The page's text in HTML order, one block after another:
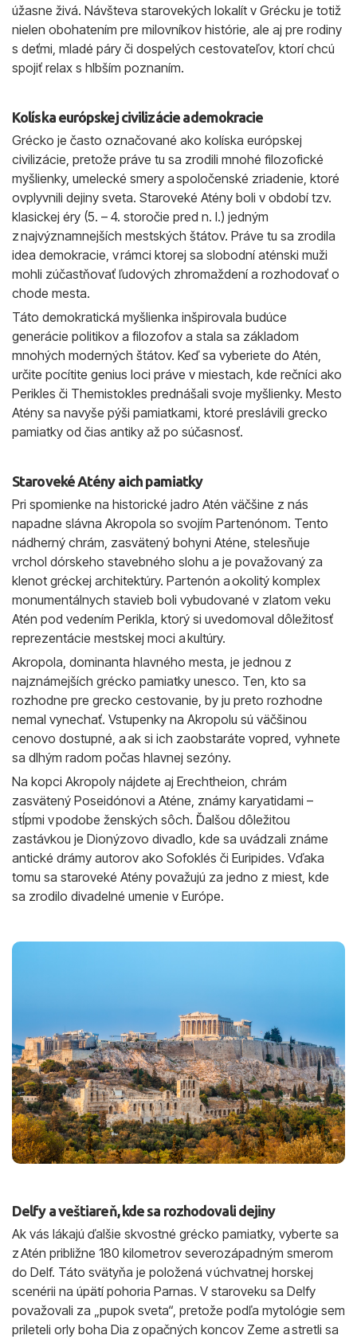
úžasne živá. Návšteva starovekých lokalít v Grécku je totiž
nielen obohatením pre milovníkov histórie, ale aj pre rodiny
s deťmi, mladé páry či dospelých cestovateľov, ktorí chcú
spojiť relax s hlbším poznaním.
Kolíska európskej civilizácie a demokracie
Grécko je často označované ako kolíska európskej
civilizácie, pretože práve tu sa zrodili mnohé filozofické
myšlienky, umelecké smery a spoločenské zriadenie, ktoré
ovplyvnili dejiny sveta. Staroveké Atény boli v období tzv.
klasickej éry (5. – 4. storočie pred n. l.) jedným
z najvýznamnejších mestských štátov. Práve tu sa zrodila
idea demokracie, v rámci ktorej sa slobodní aténski muži
mohli zúčastňovať ľudových zhromaždení a rozhodovať o
chode mesta.
Táto demokratická myšlienka inšpirovala budúce
generácie politikov a filozofov a stala sa základom
mnohých moderných štátov. Keď sa vyberiete do Atén,
určite pocítite genius loci práve v miestach, kde rečníci ako
Perikles či Themistokles prednášali svoje myšlienky. Mesto
Atény sa navyše pýši pamiatkami, ktoré preslávili grecko
pamiatky od čias antiky až po súčasnosť.
Staroveké Atény a ich pamiatky
Pri spomienke na historické jadro Atén väčšine z nás
napadne slávna Akropola so svojím Partenónom. Tento
nádherný chrám, zasvätený bohyni Aténe, stelesňuje
vrchol dórskeho stavebného slohu a je považovaný za
klenot gréckej architektúry. Partenón a okolitý komplex
monumentálnych stavieb boli vybudované v zlatom veku
Atén pod vedením Perikla, ktorý si uvedomoval dôležitosť
reprezentácie mestskej moci a kultúry.
Akropola, dominanta hlavného mesta, je jednou z
najznámejších grécko pamiatky unesco. Ten, kto sa
rozhodne pre grecko cestovanie, by ju preto rozhodne
nemal vynechať. Vstupenky na Akropolu sú väčšinou
cenovo dostupné, a ak si ich zaobstaráte vopred, vyhnete
sa dlhým radom počas hlavnej sezóny.
Na kopci Akropoly nájdete aj Erechtheion, chrám
zasvätený Poseidónovi a Aténe, známy karyatidami –
stĺpmi v podobe ženských sôch. Ďalšou dôležitou
zastávkou je Dionýzovo divadlo, kde sa uvádzali známe
antické drámy autorov ako Sofoklés či Euripides. Vďaka
tomu sa staroveké Atény považujú za jedno z miest, kde
sa zrodilo divadelné umenie v Európe.
Delfy a veštiareň, kde sa rozhodovali dejiny
Ak vás lákajú ďalšie skvostné grécko pamiatky, vyberte sa
z Atén približne 180 kilometrov severozápadným smerom
do Delf. Táto svätyňa je položená v úchvatnej horskej
scenérii na úpätí pohoria Parnas. V staroveku sa Delfy
považovali za „pupok sveta“, pretože podľa mytológie sem
prileteli orly boha Dia z opačných koncov Zeme a stretli sa